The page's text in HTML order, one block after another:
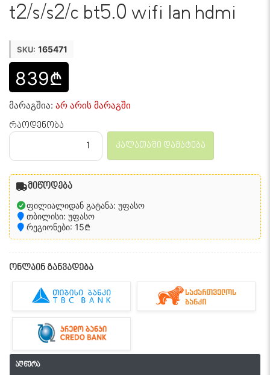
t2/s/s2/c bt5.0 wifi lan hdmi
SKU: 165471
839₾
მარაგშია: არ არის მარაგში
რაოდენობა
კალათაში დამატება
მიწოდება
ფილიალიდან გატანა: უფასო
თბილისი: უფასო
რეგიონები: 15₾
ონლაინ განვადება
აღწერა